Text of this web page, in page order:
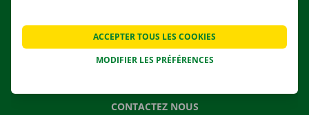
SOLUTIONS DE DÉMÉNAGEMENT
CONTACTEZ NOUS
MODIFIER LES PRÉFÉRENCES
ACCEPTER TOUS LES COOKIES